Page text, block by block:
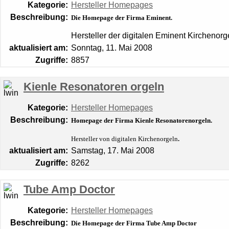
Kategorie: Hersteller Homepages
Beschreibung: Die Homepage der Firma Eminent.
Hersteller der digitalen Eminent
aktualisiert am: Sonntag, 11. Mai 2008
Zugriffe: 8857
Kienle Resonatoren orgeln
Kategorie: Hersteller Homepages
Beschreibung: Homepage der Firma Kienle Resonatorenorgeln.
Hersteller von digitalen Kirchenorgeln.
aktualisiert am: Samstag, 17. Mai 2008
Zugriffe: 8262
Tube Amp Doctor
Kategorie: Hersteller Homepages
Beschreibung: Die Homepage der Firma Tube Amp Doctor